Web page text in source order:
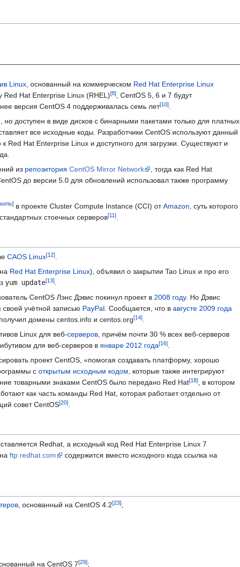
Linux , основанный на коммерческом Red Hat Enterprise Linux
Hat Enterprise Linux (RHEL)
, CentOS 5, 6 и 7 будут
версия CentOS 4 поддерживалась семь лет
но доступен в виде дисков с бинарными пакетами только для платных
все исходные коды. Разработчики CentOS используют данный
Red Hat Enterprise Linux и доступного для загрузки. Существуют и
из репозитория CentOS Mirror Network
, тогда как Red Hat
до версии 5.0 для обновлений использовал также программу
] в проекте Cluster Compute Instance (CCI) отAmazon , суть которого
стоечных серверов
CAOS Linux
Red Hat Enterprise Linux), объявил о закрытии Tao Linux и про его
yum update
CentOS Лэнс Дэвис покинул проект в 2008 году. Но Дэвис
учётной записью PayPal . Сообщается, что в августе 2009 года
домены centos.info и centos.org
Linux для веб-серверов , причём почти 30 % всех веб-серверов
для веб-серверов в январе 2012 года
проект CentOS, «помогая создавать платформу, хорошо
с открытым исходным кодом , которые также интегрируют
товарными знаками CentOS было передано Red Hat
, в котором
как часть команды Red Hat, которая работает отдельно от
совет CentOS
Redhat, а исходный код Red Hat Enterprise Linux 7
ftp.redhat.com
содержится вместо исходного кода ссылка на
, основанный на CentOS 4.2
;
на CentOS 7
;